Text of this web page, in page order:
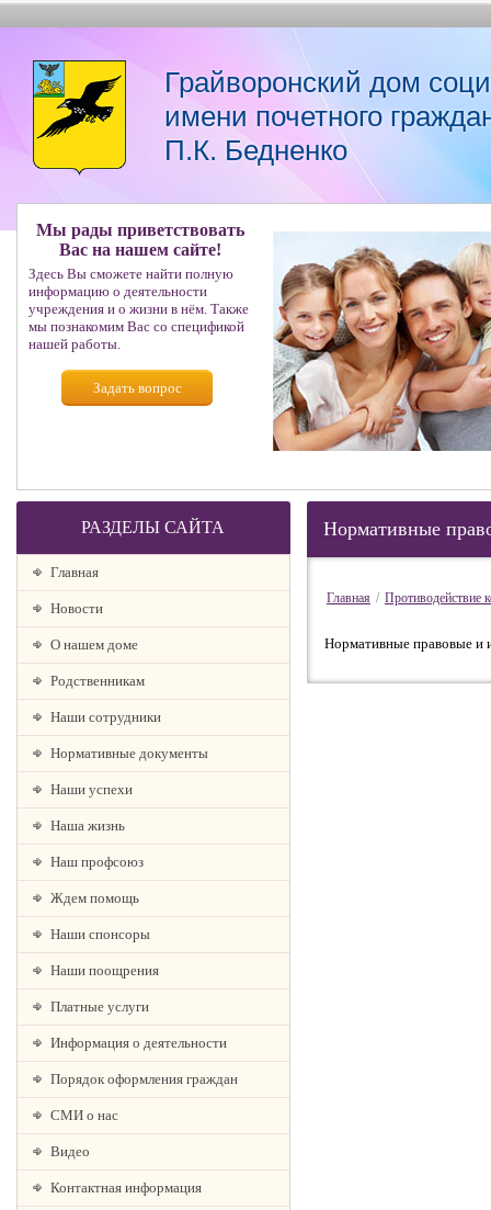
Грайворонский дом
имени почетного
П.К. Бедненко
Мы рады приветствовать
Вас на нашем сайте!
Здесь Вы сможете найти полную
информацию о деятельности
учреждения и о жизни в нём. Также
мы познакомим Вас со спецификой
нашей работы.
Задать вопрос
РАЗДЕЛЫ САЙТА
Главная
Новости
О нашем доме
Родственникам
Наши сотрудники
Нормативные документы
Наши успехи
Наша жизнь
Наш профсоюз
Ждем помощь
Наши спонсоры
Наши поощрения
Платные услуги
Информация о деятельности
Порядок оформления граждан
СМИ о нас
Видео
Контактная информация
Нормативные
Главная / Противодействие
Нормативные правовые и